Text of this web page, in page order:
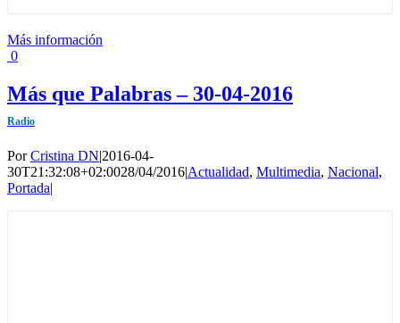
Más información
0
Más que Palabras – 30-04-2016
Radio
PorCristina DN|2016-04-
30T21:32:08+02:0028/04/2016|Actualidad, Multimedia, Nacional,
Portada|